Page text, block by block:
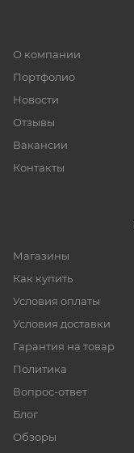
О компании
Портфолио
Новости
Отзывы
Вакансии
Контакты
Магазины
Как купить
Условия оплаты
Условия доставки
Гарантия на товар
Политика
Вопрос-ответ
Блог
Обзоры